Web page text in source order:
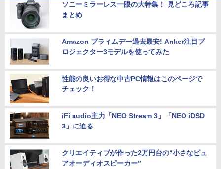
ソニーミラーレス一眼の大特集！ 見どころ記事
まとめ
Amazon プライムデー過去最安! Anker注目プ
ロジェクター3モデルを使ってみた
性能の良いお得な中古PC情報はこのページで
チェック！
iFi audio主力「NEO Stream 3」「NEO iDSD
3」に迫る
クリエイティブが作った2万円台の“小さなピュ
アオーディオスピーカー”